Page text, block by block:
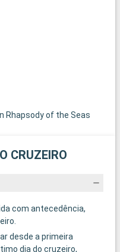
Rhapsody of the Seas
CRUZEIRO
com antecedência,
desde a primeira
dia do cruzeiro,